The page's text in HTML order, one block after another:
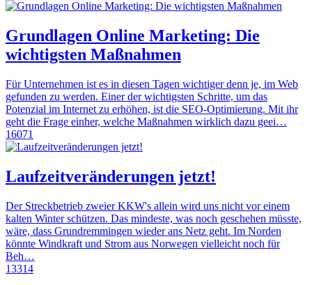
Grundlagen Online Marketing: Die
wichtigsten Maßnahmen
Für Unternehmen ist es in diesen Tagen wichtiger denn je, im Web
gefunden zu werden. Einer der wichtigsten Schritte, um das
Potenzial im Internet zu erhöhen, ist die SEO-Optimierung. Mit ihr
geht die Frage einher, welche Maßnahmen wirklich dazu geei…
16071
Laufzeitveränderungen jetzt!
Der Streckbetrieb zweier KKW's allein wird uns nicht vor einem
kalten Winter schützen. Das mindeste, was noch geschehen müsste,
wäre, dass Grundremmingen wieder ans Netz geht. Im Norden
könnte Windkraft und Strom aus Norwegen vielleicht noch für
Beh…
13314